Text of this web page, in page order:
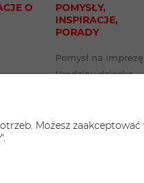
O
POMYSŁY,
INSPIRACJE,
PORADY
Pomysł na imprezę
Urodziny dziecka
Bal wiosenny
Możesz zaakceptować